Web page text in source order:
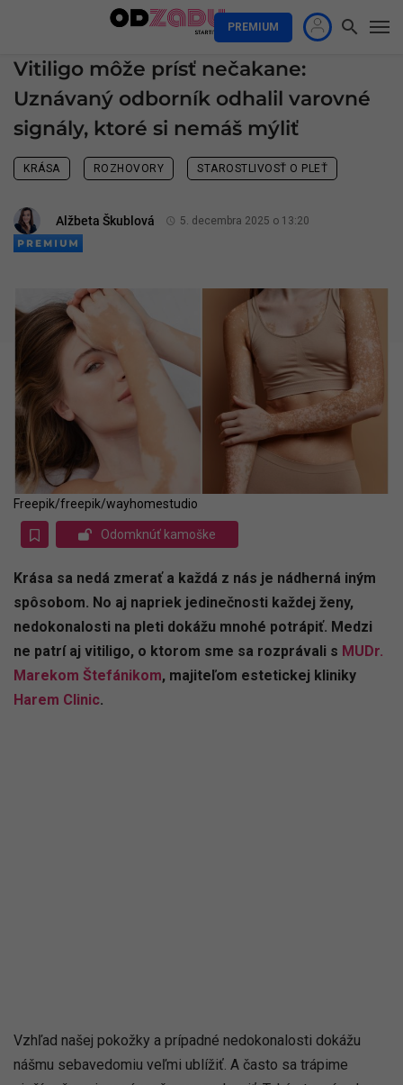
PREMIUM
Vitiligo môže prísť nečakane:
Uznávaný odborník odhalil varovné
signály, ktoré si nemáš mýliť
KRÁSA ROZHOVORY STAROSTLIVOSŤ O PLEŤ
Alžbeta Škublová 5. decembra 2025 o 13:20
Freepik/freepik/wayhomestudio
Odomknúť kamoške
Krása sa nedá zmerať a každá z nás je nádherná iným
spôsobom. No aj napriek jedinečnosti každej ženy,
nedokonalosti na pleti dokážu mnohé potrápiť. Medzi
ne patrí aj vitiligo, o ktorom sme sa rozprávali s MUDr.
Marekom Štefánikom, majiteľom estetickej kliniky
Harem Clinic.
Vzhľad našej pokožky a prípadné nedokonalosti dokážu
nášmu sebavedomiu veľmi ublížiť. A často sa trápime